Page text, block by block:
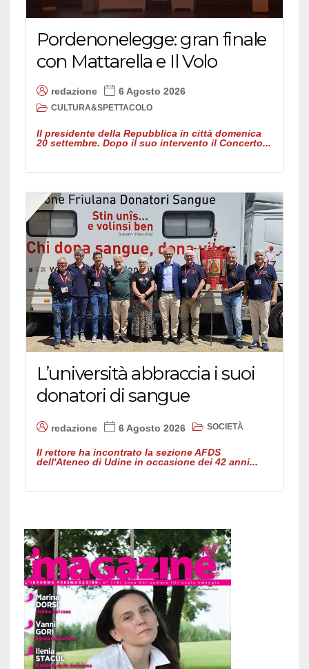
Pordenonelegge: gran finale
con Mattarella e Il Volo
redazione 6 Agosto 2026
CULTURA&SPETTACOLO
Il presidente della Repubblica in città domenica
20 settembre. Dopo il suo intervento il Concerto...
L’università abbraccia i suoi
donatori di sangue
redazione 6 Agosto 2026 SOCIETÀ
Il rettore ha incontrato la sezione AFDS
dell'Ateneo di Udine in occasione dei 42 anni...